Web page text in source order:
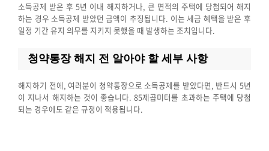
소득공제 받은 후 5년 이내 해지하거나, 큰 면적의 주택에 당첨되어 해지
하는 경우 소득공제 받았던 금액이 추징됩니다. 이는 세금 혜택을 받은 후
일정 기간 유지 의무를 지키지 못했을 때 발생하는 조치입니다.
청약통장 해지 전 알아야 할 세부 사항
해지하기 전에, 여러분이 청약통장으로 소득공제를 받았다면, 반드시 5년
이 지나서 해지하는 것이 좋습니다. 85제곱미터를 초과하는 주택에 당첨
되는 경우에도 같은 규정이 적용됩니다.